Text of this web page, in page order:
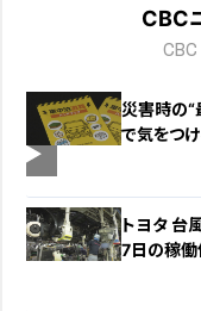
CBC
CBC
災害時の
で気をつ
前からマニュ
トヨタ 台
7日の稼働
を踏まえ